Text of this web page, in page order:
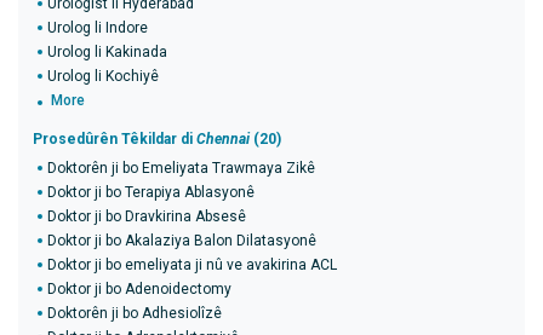
Urologist li Hyderabad
Urolog li Indore
Urolog li Kakinada
Urolog li Kochiyê
More
Prosedûrên Têkildar di Chennai (20)
Doktorên ji bo Emeliyata Trawmaya Zikê
Doktor ji bo Terapiya Ablasyonê
Doktor ji bo Dravkirina Absesê
Doktor ji bo Akalaziya Balon Dilatasyonê
Doktor ji bo emeliyata ji nû ve avakirina ACL
Doktor ji bo Adenoidectomy
Doktorên ji bo Adhesiolîzê